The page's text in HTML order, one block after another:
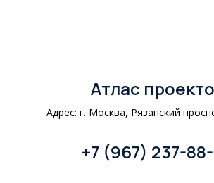
+7 (967) 237-
Атлас
Адрес: г. Москва, Рязанский